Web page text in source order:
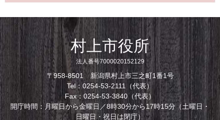
村上市役所
法人番号7000020152129
〒958-8501 新潟県村上市三之町1番1号
Tel：0254-53-2111（代表）
Fax：0254-53-3840（代表）
開庁時間：月曜日から金曜日／8時30分から17時15分（土曜日・
日曜日・祝日は閉庁）